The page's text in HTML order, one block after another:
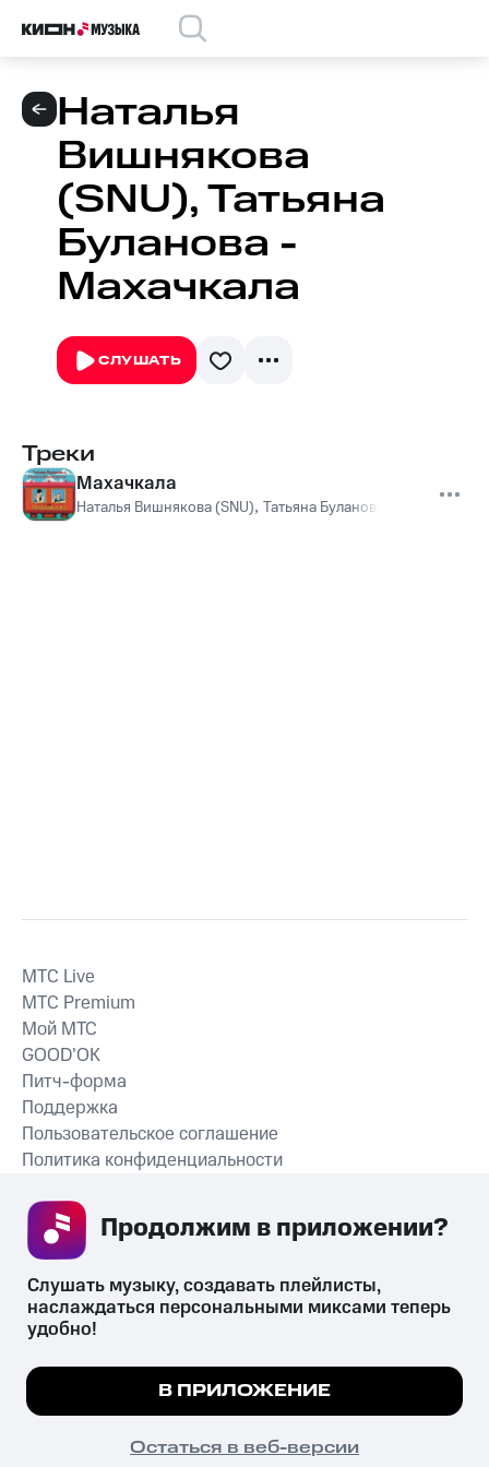
Наталья
Вишнякова
(SNU), Татьяна
Буланова -
Махачкала
СЛУШАТЬ
Треки
Махачкала
Наталья Вишнякова (SNU), Татьяна Буланова
СКАЧАТЬ ПРИЛОЖЕНИЕ
MTС Live
MTС Premium
Мой МТС
GOOD’OK
Питч-форма
Поддержка
Пользовательское соглашение
Политика конфиденциальности
психотропных веществ, их аналогов причиняет вред здоровью,
их незаконный оборот запрещён и влечёт установленную
законодательством ответственность.
© 2026 ООО «КИОН».
Все права защищены
Мы используем куки, чтобы на сайте все
Подробнее
ПОНЯТНО
Слушать музыку, создавать плейлисты,
наслаждаться персональными миксами теперь
удобно!
В ПРИЛОЖЕНИЕ
Остаться в веб-версии